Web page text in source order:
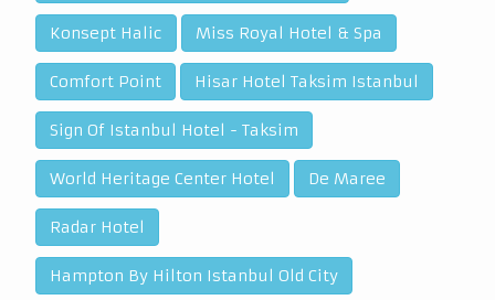
Konsept Halic Miss Royal Hotel & Spa
Comfort Point Hisar Hotel Taksim Istanbul
Sign Of Istanbul Hotel - Taksim
World Heritage Center Hotel De Maree
Radar Hotel
Hampton By Hilton Istanbul Old City